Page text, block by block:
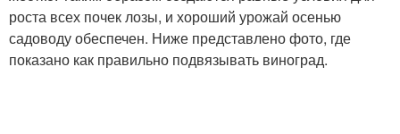
роста всех почек лозы, и хороший урожай осенью
садоводу обеспечен. Ниже представлено фото, где
показано как правильно подвязывать виноград.